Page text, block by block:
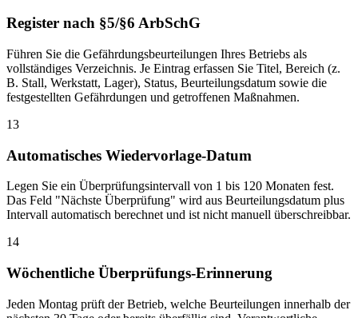
Register nach §5/§6 ArbSchG
Führen Sie die Gefährdungsbeurteilungen Ihres Betriebs als
vollständiges Verzeichnis. Je Eintrag erfassen Sie Titel, Bereich (z.
B. Stall, Werkstatt, Lager), Status, Beurteilungsdatum sowie die
festgestellten Gefährdungen und getroffenen Maßnahmen.
13
Automatisches Wiedervorlage-Datum
Legen Sie ein Überprüfungsintervall von 1 bis 120 Monaten fest.
Das Feld "Nächste Überprüfung" wird aus Beurteilungsdatum plus
Intervall automatisch berechnet und ist nicht manuell überschreibbar.
14
Wöchentliche Überprüfungs-Erinnerung
Jeden Montag prüft der Betrieb, welche Beurteilungen innerhalb der